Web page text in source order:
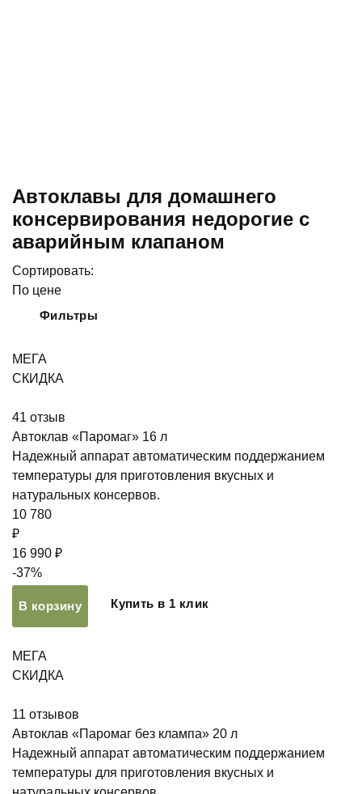
Автоклавы для домашнего
консервирования недорогие с
аварийным клапаном
Сортировать:
По цене
Фильтры
МЕГА
СКИДКА
41 отзыв
Автоклав «Паромаг» 16 л
Надежный аппарат автоматическим поддержанием
температуры для приготовления вкусных и
натуральных консервов.
10 780
₽
16 990 ₽
-37%
В корзину Купить в 1 клик
МЕГА
СКИДКА
11 отзывов
Автоклав «Паромаг без клампа» 20 л
Надежный аппарат автоматическим поддержанием
температуры для приготовления вкусных и